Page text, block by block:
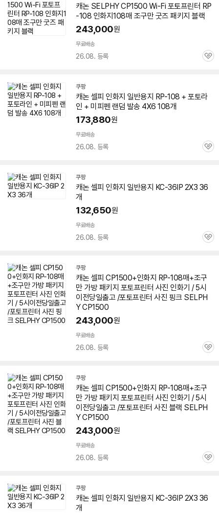
캐논 SELPHY CP1500 Wi-Fi 포토프린터 RP
-108 인화지108매 조구만 굿즈 패키지 블랙
243,000원
무료배송
26.08. 등록
관
쿠팡
캐논 셀피 인화지 일반용지 RP-108 + 포토라
인 + 미피펜 랜덤 발송 4X6 108개
173,880원
무료배송
26.08. 등록
관
쿠팡
캐논 셀피 인화지 일반용지 KC-36IP 2X3 36
개
132,650원
무료배송
26.08. 등록
관
쿠팡
캐논 셀피 CP1500+인화지 RP-108매+조구
만 가방 패키지 포토프린터 사진 인화기 / 5시
이전당일출고 /포토프린터 사진 핑크 SELPH
Y CP1500
243,000원
무료배송
26.08. 등록
관
쿠팡
캐논 셀피 CP1500+인화지 RP-108매+조구
만 가방 패키지 포토프린터 사진 인화기 / 5시
이전당일출고 /포토프린터 사진 블랙 SELPH
Y CP1500
243,000원
무료배송
26.08. 등록
관
쿠팡
캐논 셀피 인화지 일반용지 KC-36IP 2X3 36
개